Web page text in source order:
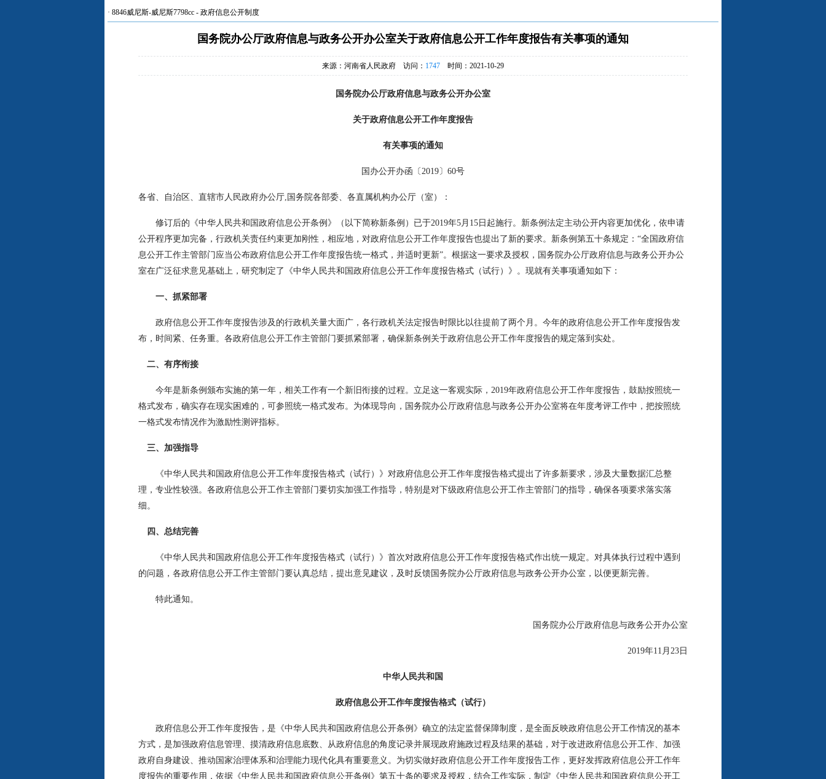
· 8846威尼斯-威尼斯7798cc - 政府信息公开制度
国务院办公厅政府信息与政务公开办公室关于政府信息公开工作年度报告有关事项的通知
来源：河南省人民政府 访问： 1747 时间：2021-10-29
国务院办公厅政府信息与政务公开办公室
关于政府信息公开工作年度报告
有关事项的通知
国办公开办函〔2019〕60号
各省、自治区、直辖市人民政府办公厅,国务院各部委、各直属机构办公厅（室）：
修订后的《中华人民共和国政府信息公开条例》（以下简称新条例）已于2019年5月15日起施行。新条例法定主动公开内容更加优化，依申请
公开程序更加完备，行政机关责任约束更加刚性，相应地，对政府信息公开工作年度报告也提出了新的要求。新条例第五十条规定：“全国政府信
息公开工作主管部门应当公布政府信息公开工作年度报告统一格式，并适时更新”。根据这一要求及授权，国务院办公厅政府信息与政务公开办公
室在广泛征求意见基础上，研究制定了《中华人民共和国政府信息公开工作年度报告格式（试行）》。现就有关事项通知如下：
一、抓紧部署
政府信息公开工作年度报告涉及的行政机关量大面广，各行政机关法定报告时限比以往提前了两个月。今年的政府信息公开工作年度报告发
布，时间紧、任务重。各政府信息公开工作主管部门要抓紧部署，确保新条例关于政府信息公开工作年度报告的规定落到实处。
二、有序衔接
今年是新条例颁布实施的第一年，相关工作有一个新旧衔接的过程。立足这一客观实际，2019年政府信息公开工作年度报告，鼓励按照统一
格式发布，确实存在现实困难的，可参照统一格式发布。为体现导向，国务院办公厅政府信息与政务公开办公室将在年度考评工作中，把按照统
一格式发布情况作为激励性测评指标。
三、加强指导
《中华人民共和国政府信息公开工作年度报告格式（试行）》对政府信息公开工作年度报告格式提出了许多新要求，涉及大量数据汇总整
理，专业性较强。各政府信息公开工作主管部门要切实加强工作指导，特别是对下级政府信息公开工作主管部门的指导，确保各项要求落实落
细。
四、总结完善
《中华人民共和国政府信息公开工作年度报告格式（试行）》首次对政府信息公开工作年度报告格式作出统一规定。对具体执行过程中遇到
的问题，各政府信息公开工作主管部门要认真总结，提出意见建议，及时反馈国务院办公厅政府信息与政务公开办公室，以便更新完善。
特此通知。
国务院办公厅政府信息与政务公开办公室
2019年11月23日
中华人民共和国
政府信息公开工作年度报告格式（试行）
政府信息公开工作年度报告，是《中华人民共和国政府信息公开条例》确立的法定监督保障制度，是全面反映政府信息公开工作情况的基本
方式，是加强政府信息管理、摸清政府信息底数、从政府信息的角度记录并展现政府施政过程及结果的基础，对于改进政府信息公开工作、加强
政府自身建设、推动国家治理体系和治理能力现代化具有重要意义。为切实做好政府信息公开工作年度报告工作，更好发挥政府信息公开工作年
度报告的重要作用，依据《中华人民共和国政府信息公开条例》第五十条的要求及授权，结合工作实际，制定《中华人民共和国政府信息公开工